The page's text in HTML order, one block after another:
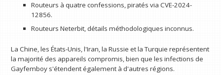
Routeurs à quatre confessions, piratés via CVE-2024-
12856.
Routeurs Neterbit, détails méthodologiques inconnus.
La Chine, les États-Unis, l'Iran, la Russie et la Turquie représentent
la majorité des appareils compromis, bien que les infections de
Gayfemboy s'étendent également à d'autres régions.